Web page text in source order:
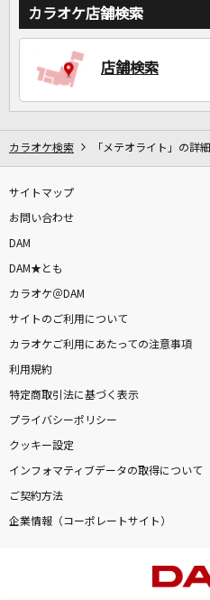
カラオケ店舗検索
店舗検索
カラオケ検索 「メテオライト」の詳細
サイトマップ
お問い合わせ
DAM
DAM★とも
カラオケ＠DAM
サイトのご利用について
カラオケご利用にあたっての注意事項
利用規約
特定商取引法に基づく表示
プライバシーポリシー
クッキー設定
インフォマティブデータの取得について
ご契約方法
企業情報（コーポレートサイト）